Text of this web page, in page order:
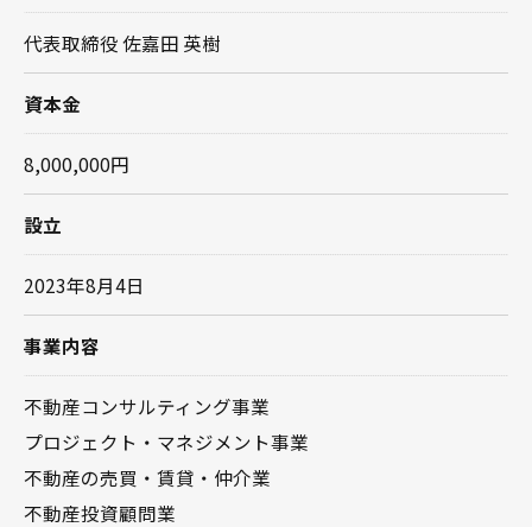
代表取締役 佐嘉田 英樹
資本金
8,000,000円
設立
2023年8月4日
事業内容
不動産コンサルティング事業
プロジェクト・マネジメント事業
不動産の売買・賃貸・仲介業
不動産投資顧問業